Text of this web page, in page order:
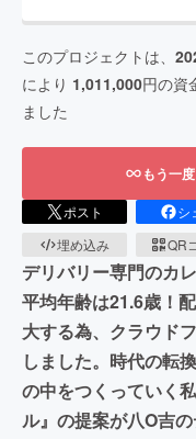
このプロジェクトは、
により 1,011,000円の資
ました
もう一
ポスト シ
埋め込み
QR
デリバリー専門のカ
平均年齢は21.6歳！
大する為、クラウド
しました。時代の転
の中をつくっていく
ル』の提案が八O吉の